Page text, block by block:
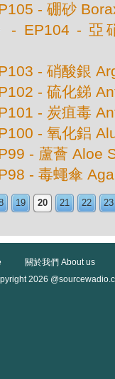
- 硼砂
- EP104 - 亞
- 硝酸銀
- 硫化銻
- 炭疽毒
- 氧化鋁
- 蘆薈 Aloe
- 毒蠅傘
19 20 21 22 23
關於我們 About us
2026